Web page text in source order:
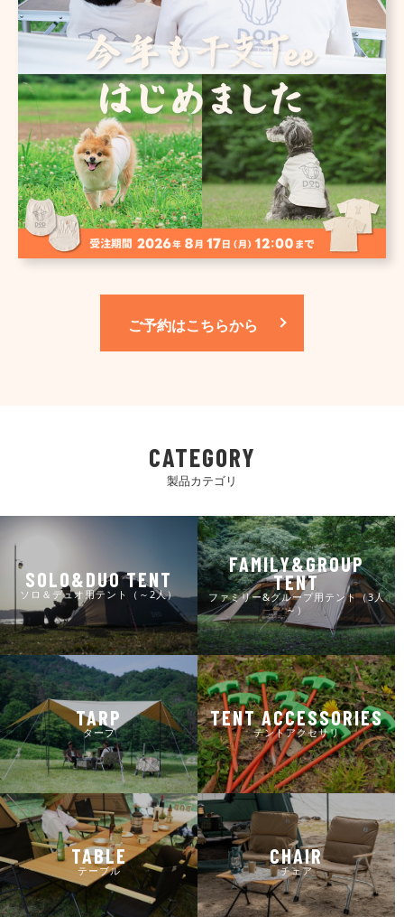
ご予約はこちらから
CATEGORY
製品カテゴリ
SOLO&DUO TENT
ソロ＆デュオ用テント（～2人）
FAMILY&GROUP
TENT
ファミリー&グループ用テント（3人
～）
TARP
タープ
TENT ACCESSORIES
テントアクセサリ
TABLE
テーブル
CHAIR
チェア